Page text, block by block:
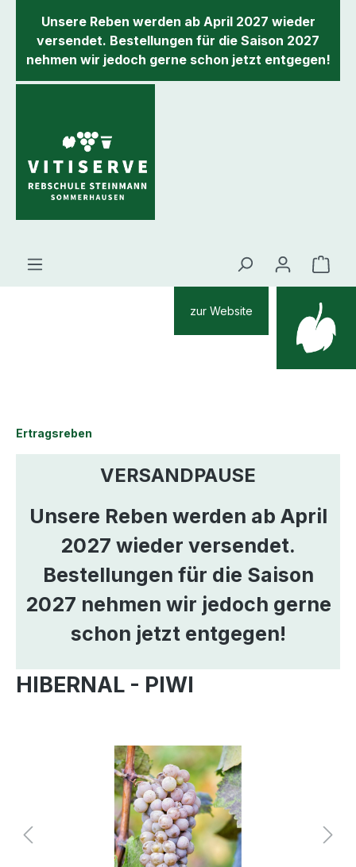
springen
Unsere Reben werden ab April 2027 wieder
versendet. Bestellungen für die Saison 2027
nehmen wir jedoch gerne schon jetzt entgegen!
zur Website
Ertragsreben
VERSANDPAUSE
Unsere Reben werden ab April
2027 wieder versendet.
Bestellungen für die Saison
2027 nehmen wir jedoch gerne
schon jetzt entgegen!
HIBERNAL - PIWI